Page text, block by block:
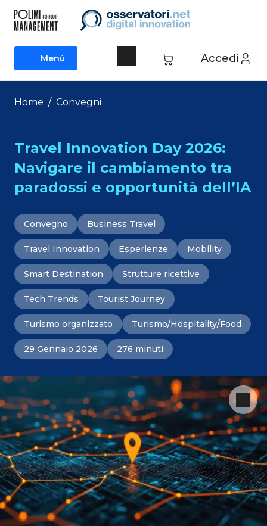
contenuto
Accedi
Menù
Menù
Home / Convegni
Travel Innovation Day 2026:
Navigare il cambiamento tra
paradossi e opportunità dell’IA
Convegno Business Travel
Travel Innovation Esperienze Mobility
Smart Destination Strutture ricettive
Tech Trends Tourist Journey
Turismo organizzato Turismo/Hospitality/Food
29 Gennaio 2026 276 minuti